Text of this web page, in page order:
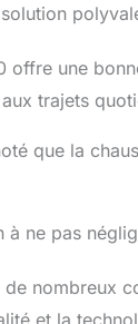
offre une
trajets
que la
ne pas
nombreux
et la